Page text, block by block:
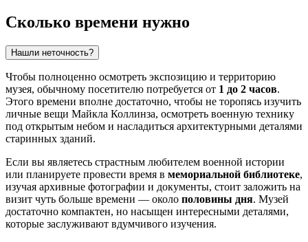
Сколько времени нужно
Нашли неточность?
Чтобы полноценно осмотреть экспозицию и территорию
музея, обычному посетителю потребуется от 1 до 2 часов.
Этого времени вполне достаточно, чтобы не торопясь изучить
личные вещи Майкла Коллинза, осмотреть военную технику
под открытым небом и насладиться архитектурными деталями
старинных зданий.
Если вы являетесь страстным любителем военной истории
или планируете провести время в мемориальной библиотеке,
изучая архивные фотографии и документы, стоит заложить на
визит чуть больше времени — около половины дня. Музей
достаточно компактен, но насыщен интересными деталями,
которые заслуживают вдумчивого изучения.